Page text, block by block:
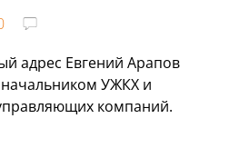
адрес Евгений Арапов
УЖКХ и
компаний.